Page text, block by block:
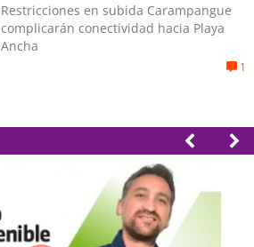
Restricciones en subida Carampangue
complicarán conectividad hacia Playa
Ancha
1